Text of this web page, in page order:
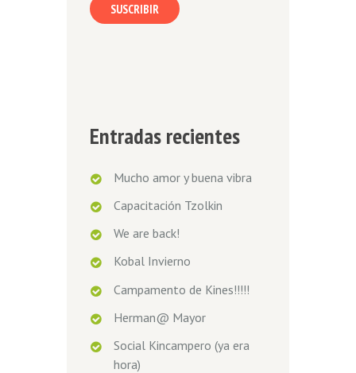
SUSCRIBIR
Entradas recientes
Mucho amor y buena vibra
Capacitación Tzolkin
We are back!
Kobal Invierno
Campamento de Kines!!!!!
Herman@ Mayor
Social Kincampero (ya era
hora)